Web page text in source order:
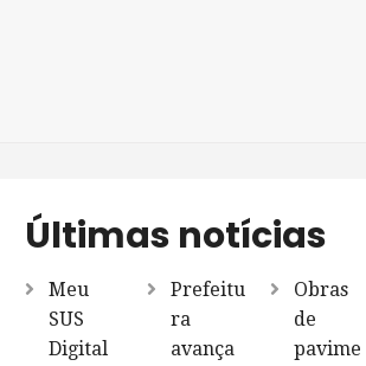
Últimas notícias
Meu
SUS
Digital
Prefeitu
ra
avança
Obras
de
pavime